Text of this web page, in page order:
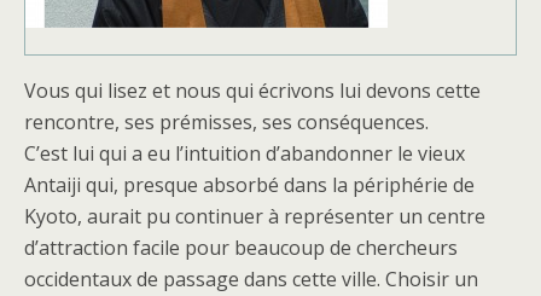
Vous qui lisez et nous qui écrivons lui devons cette
rencontre, ses prémisses, ses conséquences.
C’est lui qui a eu l’intuition d’abandonner le vieux
Antaiji qui, presque absorbé dans la périphérie de
Kyoto, aurait pu continuer à représenter un centre
d’attraction facile pour beaucoup de chercheurs
occidentaux de passage dans cette ville. Choisir un